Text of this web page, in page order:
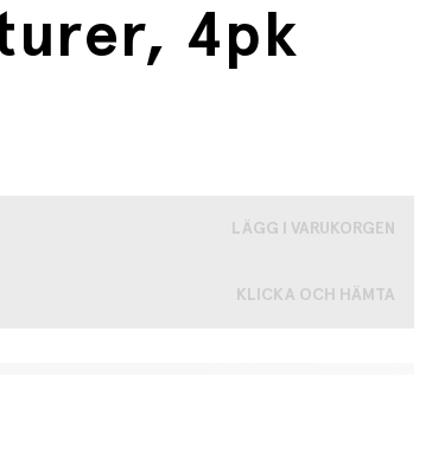
4pk
LÄGG I VARUKORGEN
KLICKA OCH HÄMTA